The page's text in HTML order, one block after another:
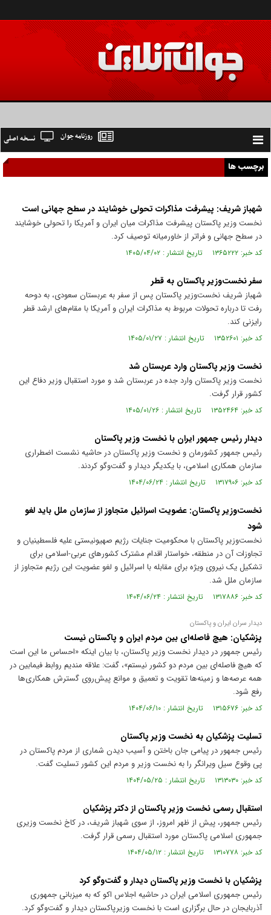
Toggle
navigation
نسخه اصلی روزنامه جوان
برچسب ها
شهباز شریف: پیشرفت مذاکرات تحولی خوشایند در سطح جهانی است
نخست وزیر پاکستان پیشرفت مذاکرات میان ایران و آمریکا را تحولی خوشایند
در سطح جهانی و فراتر از خاورمیانه توصیف کرد.
کد خبر: ۱۳۶۵۲۲۲ تاریخ انتشار : ۱۴۰۵/۰۴/۰۲
سفر نخست‌وزیر پاکستان به قطر
شهباز شریف نخست‌وزیر پاکستان پس از سفر به عربستان سعودی، به دوحه
رفت تا درباره تحولات مربوط به مذاکرات ایران و آمریکا با مقام‌های ارشد قطر
رایزنی کند.
کد خبر: ۱۳۵۲۶۰۱ تاریخ انتشار : ۱۴۰۵/۰۱/۲۷
نخست وزیر پاکستان وارد عربستان شد
نخست وزیر پاکستان وارد جده در عربستان شد و مورد استقبال وزیر دفاع این
کشور قرار گرفت.
کد خبر: ۱۳۵۲۴۶۴ تاریخ انتشار : ۱۴۰۵/۰۱/۲۶
دیدار رئیس جمهور ایران با نخست وزیر پاکستان
رئیس جمهور کشورمان و نخست وزیر پاکستان در حاشیه نشست اضطراری
سازمان همکاری اسلامی، با یکدیگر دیدار و گفت‌و‌گو کردند.
کد خبر: ۱۳۱۷۹۰۶ تاریخ انتشار : ۱۴۰۴/۰۶/۲۴
نخست‌وزیر پاکستان: عضویت اسرائیل متجاوز از سازمان ملل باید لغو
شود
نخست‌وزیر پاکستان با محکومیت جنایات رژیم صهیونیستی علیه فلسطینیان و
تجاوزات آن در منطقه، خواستار اقدام مشترک کشور‌های عربی-اسلامی برای
تشکیل یک نیروی ویژه برای مقابله با اسرائیل و لغو عضویت این رژیم متجاوز از
سازمان ملل شد.
کد خبر: ۱۳۱۷۸۸۶ تاریخ انتشار : ۱۴۰۴/۰۶/۲۴
دیدار سران ایران و پاکستان
پزشکیان: هیچ فاصله‌ای بین مردم ایران و پاکستان نیست
رئیس جمهور در دیدار نخست وزیر پاکستان، با بیان اینکه «احساس ما این است
که هیچ فاصله‌ای بین مردم دو کشور نیستم»، گفت: علاقه مندیم روابط فیمابین در
همه عرصه‌ها و زمینه‌ها تقویت و تعمیق و موانع پیش‌روی گسترش همکاری‌ها
رفع شود.
کد خبر: ۱۳۱۵۶۷۶ تاریخ انتشار : ۱۴۰۴/۰۶/۱۰
تسلیت پزشکیان به نخست وزیر پاکستان
رئیس جمهور در پیامی جان‌ باختن و آسیب دیدن شماری از مردم پاکستان در
پی وقوع سیل ویرانگر را به نخست وزیر و مردم این کشور تسلیت گفت.
کد خبر: ۱۳۱۳۰۳۰ تاریخ انتشار : ۱۴۰۴/۰۵/۲۵
استقبال رسمی نخست وزیر پاکستان از دکتر پزشکیان
رئیس جمهور، پیش از ظهر امروز، از سوی شهباز شریف، در کاخ نخست وزیری
جمهوری اسلامی پاکستان مورد استقبال رسمی قرار گرفت.
کد خبر: ۱۳۱۰۷۷۸ تاریخ انتشار : ۱۴۰۴/۰۵/۱۲
پزشکیان با نخست وزیر پاکستان دیدار و گفت‌و‌گو کرد
رئیس جمهوری اسلامی ایران در حاشیه اجلاس اکو که به میزبانی جمهوری
آذربایجان در حال برگزاری است با نخست وزیرپاکستان دیدار و گفت‌و‌گو کرد.